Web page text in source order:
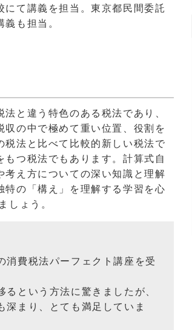
て講義を担当。東京都民間委託
も担当。
と違う特色のある税法であり、
の中で極めて重い位置、役割を
法と比べて比較的新しい税法で
つ税法でもあります。計算式自
え方についての深い知識と理解
の「構え」を理解する学習を心
しょう。
消費税法パーフェクト講座を受
という方法に驚きましたが、
まり、とても満足していま